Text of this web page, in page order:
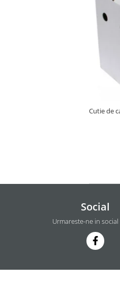
Cutie de
Social
Urmareste-ne in